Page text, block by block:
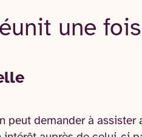
une
peut demander à assister